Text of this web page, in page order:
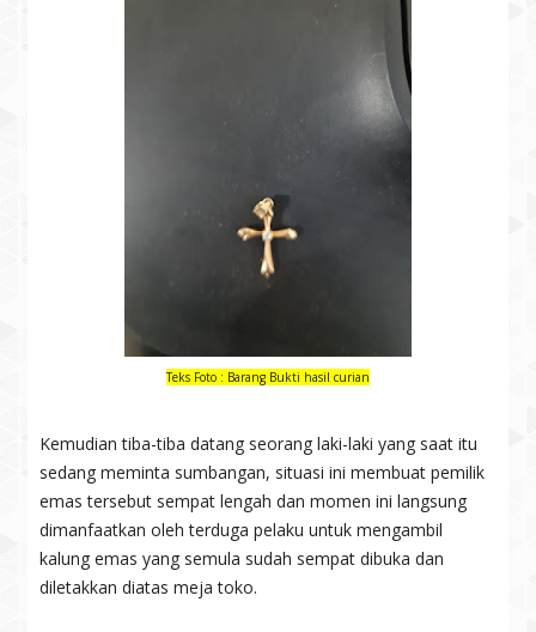
Teks Foto : Barang Bukti hasil curian
Kemudian tiba-tiba datang seorang laki-laki yang saat itu
sedang meminta sumbangan, situasi ini membuat pemilik
emas tersebut sempat lengah dan momen ini langsung
dimanfaatkan oleh terduga pelaku untuk mengambil
kalung emas yang semula sudah sempat dibuka dan
diletakkan diatas meja toko.